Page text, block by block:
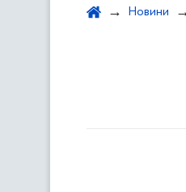
Новини